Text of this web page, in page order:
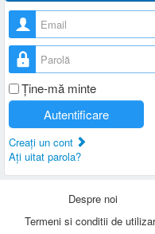
Nume utilizator
Parolă
Ţine-mă minte
Autentificare
Creaţi un cont
Aţi uitat parola?
Despre noi
Termeni si conditii de